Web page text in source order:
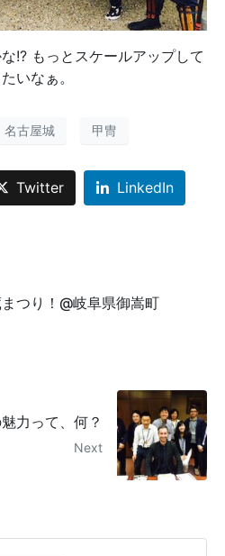
!? もっとスケールアップして
いなぁ。
名古屋城 甲冑
Twitter LinkedIn
つり！@岐阜県御嵩町
力って、何？
Next